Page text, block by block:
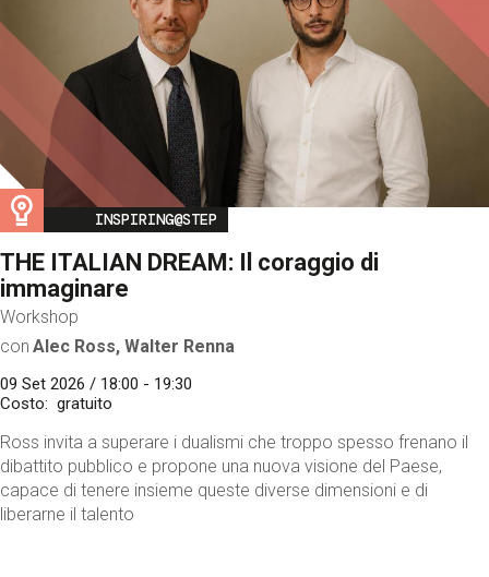
Image
INSPIRING@STEP
THE ITALIAN DREAM: Il coraggio di
immaginare
Workshop
con Alec Ross, Walter Renna
09 Set 2026 / 18:00 - 19:30
Costo
gratuito
Ross invita a superare i dualismi che troppo spesso frenano il
dibattito pubblico e propone una nuova visione del Paese,
capace di tenere insieme queste diverse dimensioni e di
liberarne il talento